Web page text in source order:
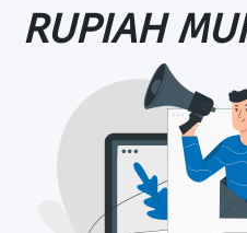
RUPIAH